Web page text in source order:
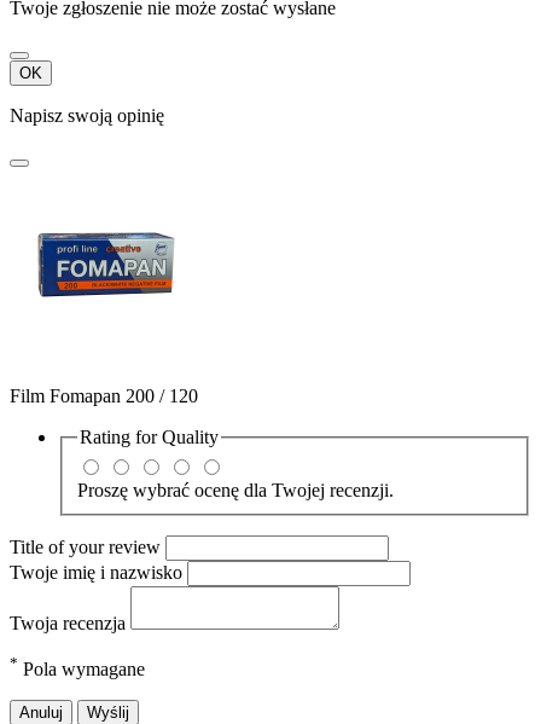
Twoje zgłoszenie nie może zostać wysłane
OK
Napisz swoją opinię
Film Fomapan 200 / 120
Rating forQuality
Proszę wybrać ocenę dla Twojej recenzji.
Title of your review
Twoje imię i nazwisko
Twoja recenzja
* Pola wymagane
Anuluj Wyślij